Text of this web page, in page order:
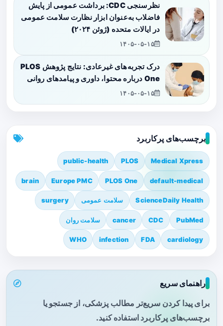
نظرسنجی CDC: برداشت عمومی از پایش
فاضلاب به‌عنوان ابزار نظارت سلامت عمومی
در ایالات متحده (ژوئن ۲۰۲۴)
۱۴۰۵-۰۵-۱۵
درک تجربه‌های غیرعادی: نتایج پژوهش PLOS
One درباره محتوا، داوری و پیامدهای روانی
۱۴۰۵-۰۵-۱۵
برچسب‌های پرکاربرد
Medical Xpress
PLOS
public-health
default-medical
PLOS One
Europe PMC
brain
ScienceDaily Health سلامت عمومی surgery
PubMed
CDC
cancer سلامت روان
cardiology
FDA
infection
WHO
راهنمای سریع
برای پیدا کردن سریع‌تر مطالب پزشکی، از جستجو یا
برچسب‌های پرکاربرد استفاده کنید.